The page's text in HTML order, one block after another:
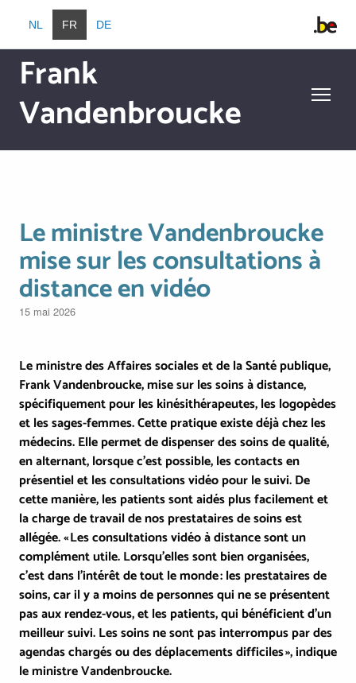
Aller au contenu principal
NL FR DE
Frank
Vandenbroucke
Le ministre Vandenbroucke
mise sur les consultations à
distance en vidéo
15 mai 2026
Le ministre des Affaires sociales et de la Santé publique,
Frank Vandenbroucke, mise sur les soins à distance,
spécifiquement pour les kinésithérapeutes, les logopèdes
et les sages-femmes. Cette pratique existe déjà chez les
médecins. Elle permet de dispenser des soins de qualité,
en alternant, lorsque c’est possible, les contacts en
présentiel et les consultations vidéo pour le suivi. De
cette manière, les patients sont aidés plus facilement et
la charge de travail de nos prestataires de soins est
allégée. « Les consultations vidéo à distance sont un
complément utile. Lorsqu’elles sont bien organisées,
c’est dans l’intérêt de tout le monde : les prestataires de
soins, car il y a moins de personnes qui ne se présentent
pas aux rendez-vous, et les patients, qui bénéficient d’un
meilleur suivi. Les soins ne sont pas interrompus par des
agendas chargés ou des déplacements difficiles », indique
le ministre Vandenbroucke.